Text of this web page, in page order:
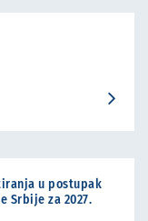
u postupak
Srbije za 2027.